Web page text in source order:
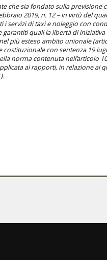
che sia fondato sulla previsione
2019, n. 12 – in virtù del
servizi di taxi e noleggio con
quali la libertà di iniziativa
più esteso ambito unionale
con sentenza 19
norma contenuta nell’articolo
ai rapporti, in relazione ai